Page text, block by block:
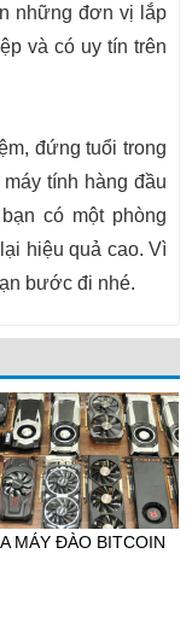
những đơn vị lắp
và có uy tín trên
đứng tuổi trong
tính hàng đầu
có một phòng
hiệu quả cao. Vì
bước đi nhé.
MÁY ĐÀO BITCOIN